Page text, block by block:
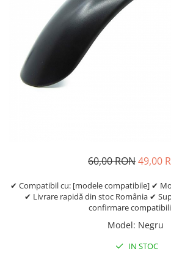
https://www.doctortrotineta.ro/lumini
Stop trotineta
Faruri
https://www.doctortrotineta.ro/cadru
60,00 RON49,00
✔ Compatibil cu: [modele compatibile] ✔
✔ Livrare rapidă din stoc România ✔
confirmare
Model: Negru
IN STOC